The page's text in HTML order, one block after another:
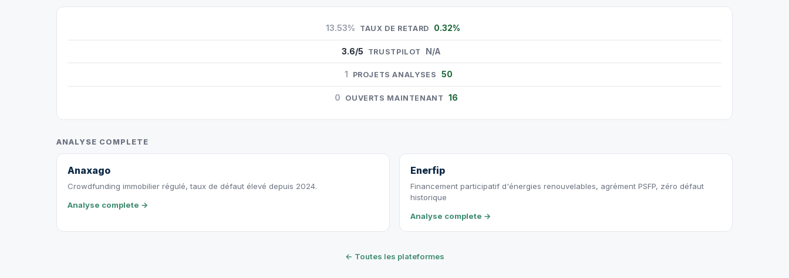
13.53% TAUX DE RETARD 0.32%
3.6/5 TRUSTPILOT N/A
1 PROJETS ANALYSES 50
0 OUVERTS MAINTENANT 16
ANALYSE COMPLETE
Anaxago
Crowdfunding immobilier régulé, taux de défaut élevé depuis 2024.
Analyse complete →
Enerfip
Financement participatif d'énergies renouvelables, agrément PSFP, zéro défaut
historique
Analyse complete →
← Toutes les plateformes